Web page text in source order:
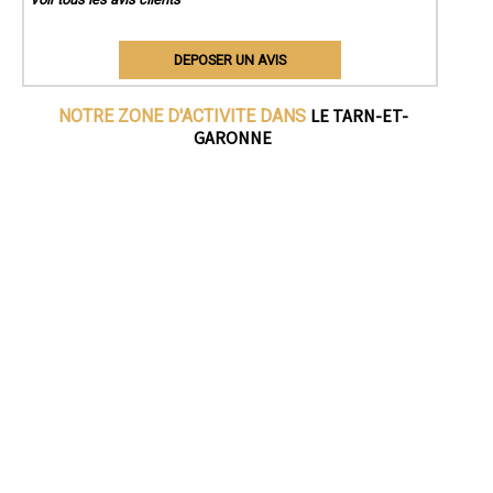
DEPOSER UN AVIS
NOTRE ZONE D'ACTIVITE DANS LE TARN-ET-
GARONNE